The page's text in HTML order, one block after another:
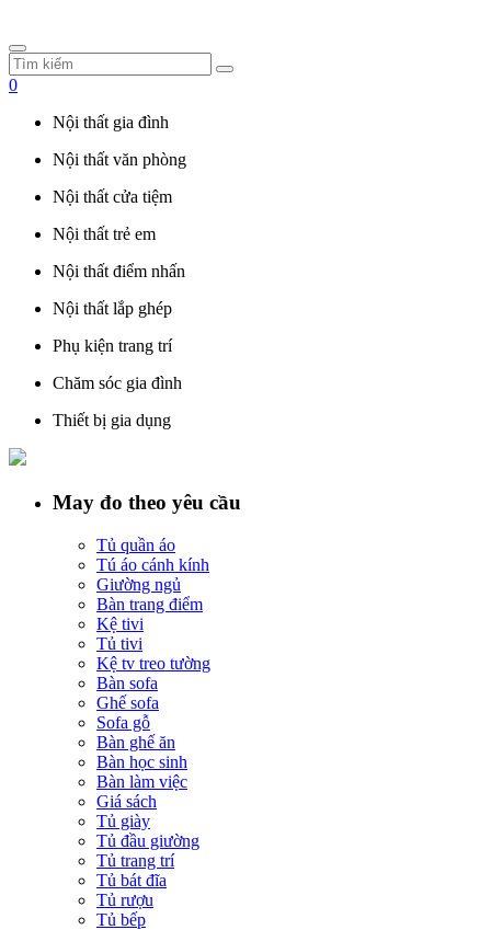
0
Nội thất gia đình
Nội thất văn phòng
Nội thất cửa tiệm
Nội thất trẻ em
Nội thất điểm nhấn
Nội thất lắp ghép
Phụ kiện trang trí
Chăm sóc gia đình
Thiết bị gia dụng
May đo theo yêu cầu
Tủ quần áo
Tú áo cánh kính
Giường ngủ
Bàn trang điểm
Kệ tivi
Tủ tivi
Kệ tv treo tường
Bàn sofa
Ghế sofa
Sofa gỗ
Bàn ghế ăn
Bàn học sinh
Bàn làm việc
Giá sách
Tủ giày
Tủ đầu giường
Tủ trang trí
Tủ bát đĩa
Tủ rượu
Tủ bếp